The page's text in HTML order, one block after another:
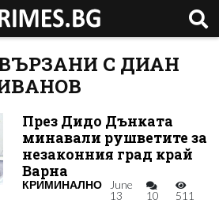
С ДИАН
През Дидо Дънката
минавали рушветите за
незаконния град край
Варна
КРИМИНАЛНО
June
13
10 511